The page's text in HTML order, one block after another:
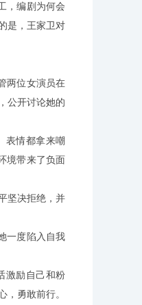
，编剧为何会
是，王家卫对
两位女演员在
公开讨论她的
表情都拿来嘲
境带来了负面
坚决拒绝，并
一度陷入自我
激励自己和粉
，勇敢前行。